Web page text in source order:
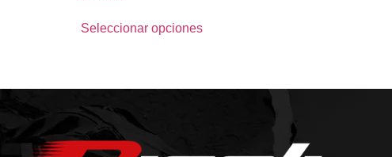
Seleccionar opciones